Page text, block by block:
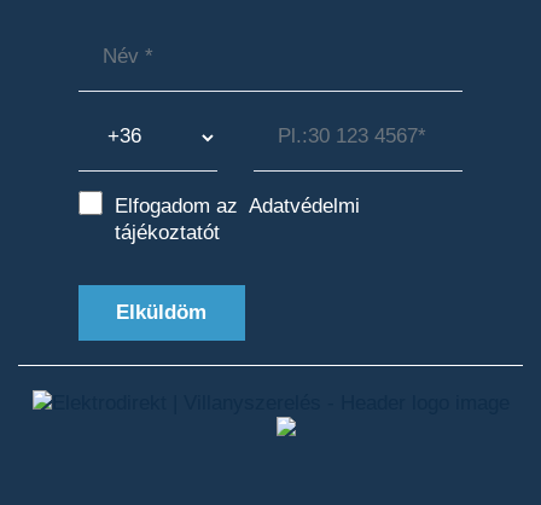
Elfogadom az Adatvédelmi
tájékoztatót
Elküldöm